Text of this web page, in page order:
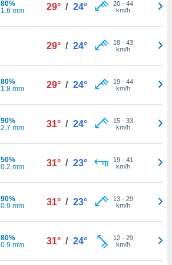
80%
1.6 mm
29° / 24° 20- 44
km/h
29° / 24° 18- 43
km/h
80%
1.8 mm
29° / 24° 19- 44
km/h
90%
2.7 mm
31° / 24° 15- 33
km/h
50%
0.2 mm
31° / 23° 19- 41
km/h
90%
0.9 mm
31° / 23° 13- 29
km/h
80%
0.9 mm
31° / 24° 12- 29
km/h